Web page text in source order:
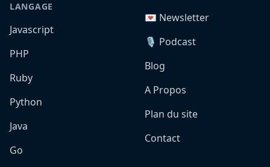
LANGAGE
Javascript
PHP
Ruby
Python
Java
Go
💌 Newsletter
🎙️ Podcast
Blog
A Propos
Plan du site
Contact